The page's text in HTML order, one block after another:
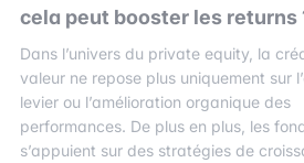
cela peut booster les returns
Dans l’univers du private equity, la
valeur ne repose plus uniquement sur
levier ou l’amélioration organique des
performances. De plus en plus, les
s’appuient sur des stratégies de